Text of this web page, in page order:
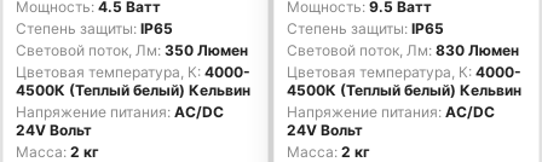
Мощность 4.5 Ватт
Степень защиты IP65
Световой поток, Лм 350 Люмен
Цветовая температура, К 4000-
4500К (Теплый белый) Кельвин
Напряжение питания AC/DС
24V Вольт
Масса 2 кг
Мощность 9.5 Ватт
Степень защиты IP65
Световой поток, Лм 830 Люмен
Цветовая температура, К 4000-
4500К (Теплый белый) Кельвин
Напряжение питания AC/DС
24V Вольт
Масса 2 кг